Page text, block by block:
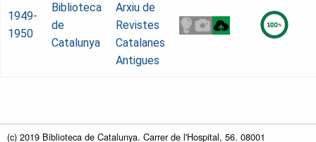
1949-
1950
Biblioteca
de
Catalunya
Arxiu de
Revistes
Catalanes
Antigues
(c) 2019 Biblioteca de Catalunya. Carrer de l'Hospital, 56. 08001